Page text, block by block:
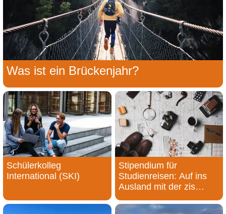
Was ist ein Brückenjahr?
Schülerkolleg
International (SKI)
Stipendium für
Studienreisen: Auf ins
Ausland mit der zis
Stiftung